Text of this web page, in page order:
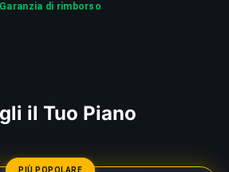
Garanzia di rimborso
il Tuo Piano
PIÙ POPOLARE